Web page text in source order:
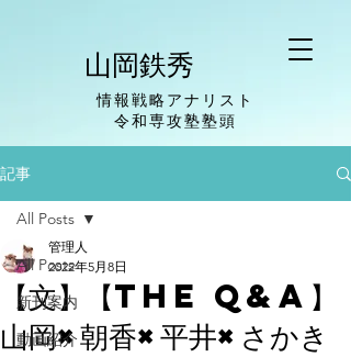
山岡鉄秀
情報戦略アナリスト
​令和専攻塾塾頭
記事
All Posts
新刊案内
動画紹介
All Posts
【文】【The Q&A】
山岡×朝香×平井×さかき
管理人
2022年5月8日